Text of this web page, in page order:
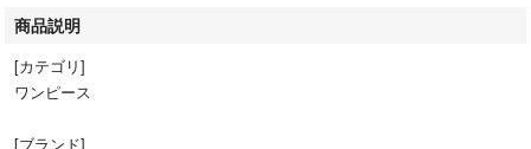
商品説明
[カテゴリ]
ワンピース
[ブランド]